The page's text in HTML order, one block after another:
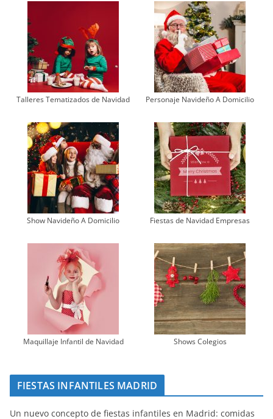
Talleres Tematizados de Navidad Personaje Navideño A Domicilio
Show Navideño A Domicilio Fiestas de Navidad Empresas
Maquillaje Infantil de Navidad Shows Colegios
FIESTAS INFANTILES MADRID
Un nuevo concepto de fiestas infantiles en Madrid: comidas